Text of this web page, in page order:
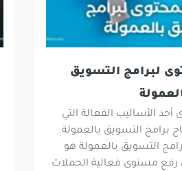
لبرامج التسويق
الأساليب الفعالة التي
برامج التسويق بالعمولة.
التسويق بالعمولة هو
رفع مستوى فعالية الحملات